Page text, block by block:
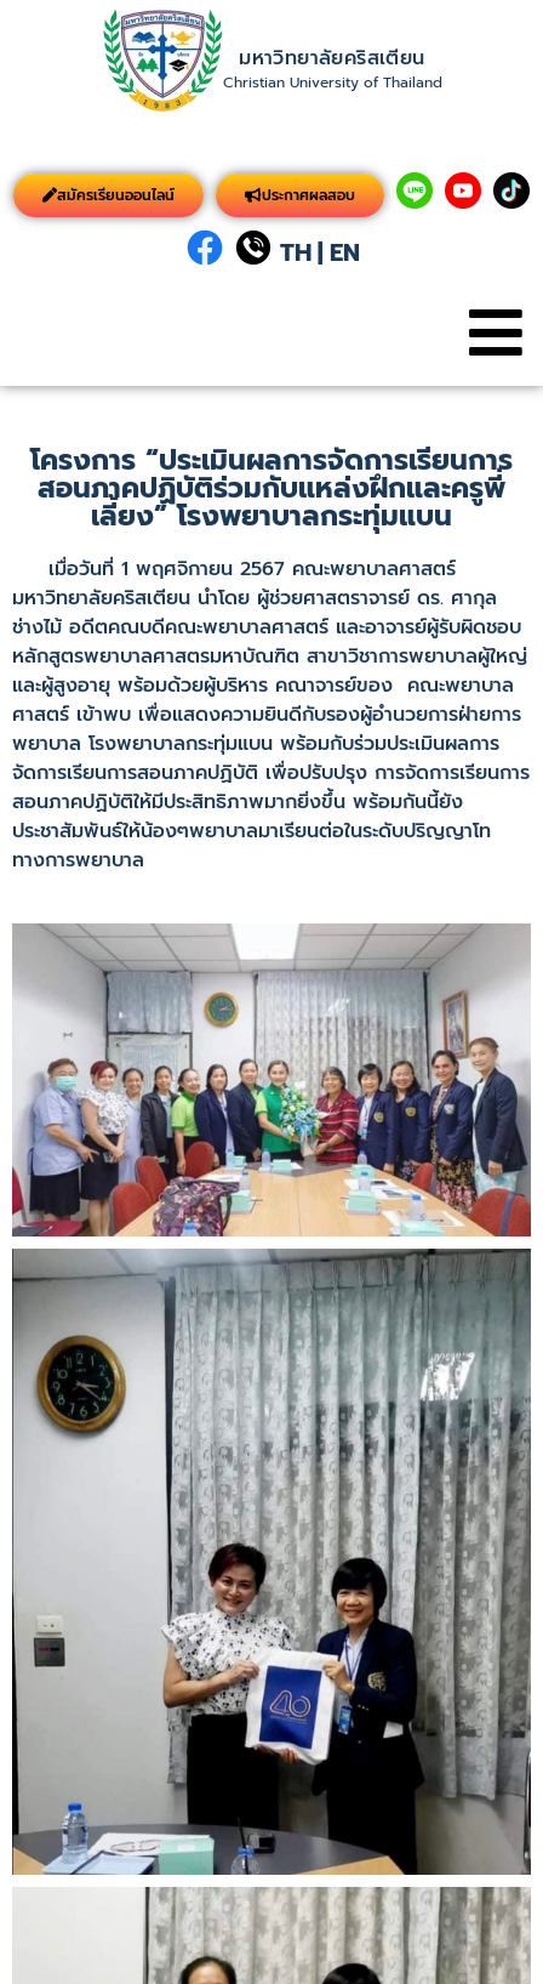
มหาวิทยาลัยคริสเตียน
Christian University of Thailand
สมัครเรียนออนไลน์ ประกาศผลสอบ
TH| EN
โครงการ “ประเมินผลการจัดการเรียนการ
สอนภาคปฏิบัติร่วมกับแหล่งฝึกและครูพี่
เลี้ยง” โรงพยาบาลกระทุ่มแบน
เมื่อวันที่ 1 พฤศจิกายน 2567 คณะพยาบาลศาสตร์
มหาวิทยาลัยคริสเตียน นำโดย ผู้ช่วยศาสตราจารย์ ดร. ศากุล
ช่างไม้ อดีตคณบดีคณะพยาบาลศาสตร์ และอาจารย์ผู้รับผิดชอบ
หลักสูตรพยาบาลศาสตรมหาบัณฑิต สาขาวิชาการพยาบาลผู้ใหญ่
และผู้สูงอายุ พร้อมด้วยผู้บริหาร คณาจารย์ของ คณะพยาบาล
ศาสตร์ เข้าพบ เพื่อแสดงความยินดีกับรองผู้อำนวยการฝ่ายการ
พยาบาล โรงพยาบาลกระทุ่มแบน พร้อมกับร่วมประเมินผลการ
จัดการเรียนการสอนภาคปฏิบัติ เพื่อปรับปรุง การจัดการเรียนการ
สอนภาคปฏิบัติให้มีประสิทธิภาพมากยิ่งขึ้น พร้อมกันนี้ยัง
ประชาสัมพันธ์ให้น้องๆพยาบาลมาเรียนต่อในระดับปริญญาโท
ทางการพยาบาล